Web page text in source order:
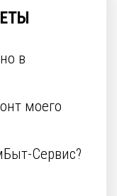
в
моего
Сервис?